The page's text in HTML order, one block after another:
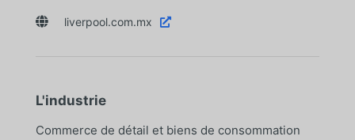
 liverpool.com.mx 
L'industrie
Commerce de détail et biens de consommation